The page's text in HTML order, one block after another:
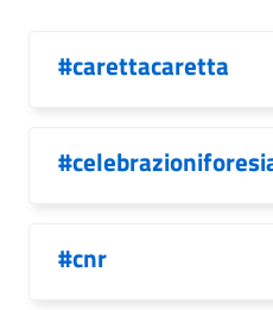
#carettacaretta
#cnr